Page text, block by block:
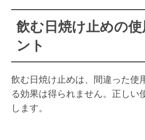
飲む日焼け止めの使
ント
飲む日焼け止めは、間違った使
る効果は得られません。正しい
します。